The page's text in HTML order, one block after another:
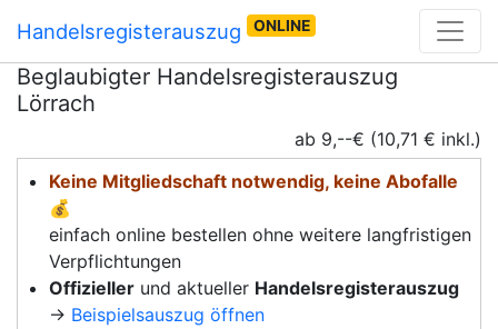
Handelsregisterauszug ONLINE
Beglaubigter Handelsregisterauszug
Lörrach
ab 9,--€ (10,71 € inkl.)
Keine Mitgliedschaft notwendig, keine Abofalle
💰
einfach online bestellen ohne weitere langfristigen
Verpflichtungen
Offizieller und aktueller Handelsregisterauszug
→ Beispielsauszug öffnen